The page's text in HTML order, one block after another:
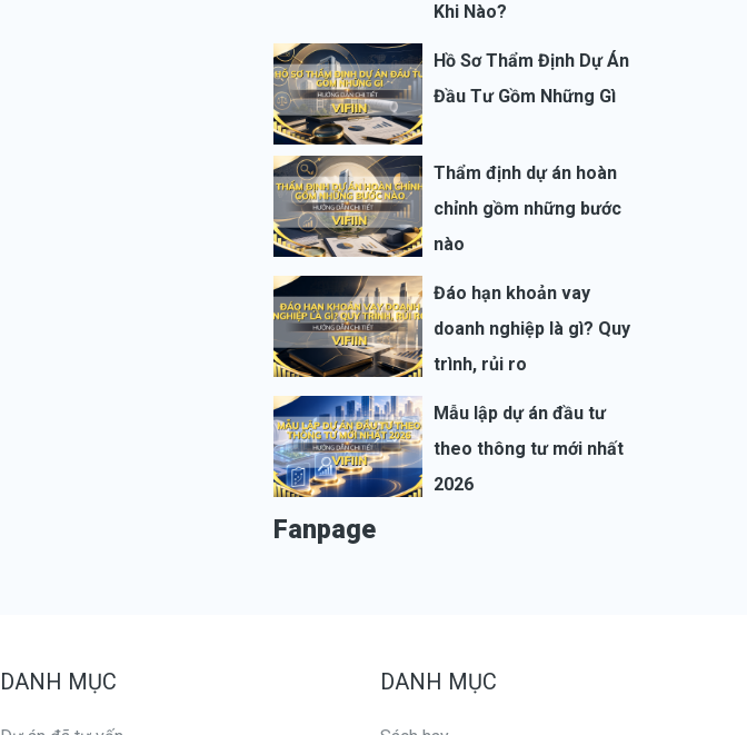
Khi Nào?
Hồ Sơ Thẩm Định Dự Án
Đầu Tư Gồm Những Gì
Thẩm định dự án hoàn
chỉnh gồm những bước
nào
Đáo hạn khoản vay
doanh nghiệp là gì? Quy
trình, rủi ro
Mẫu lập dự án đầu tư
theo thông tư mới nhất
2026
Fanpage
DANH MỤC DANH MỤC